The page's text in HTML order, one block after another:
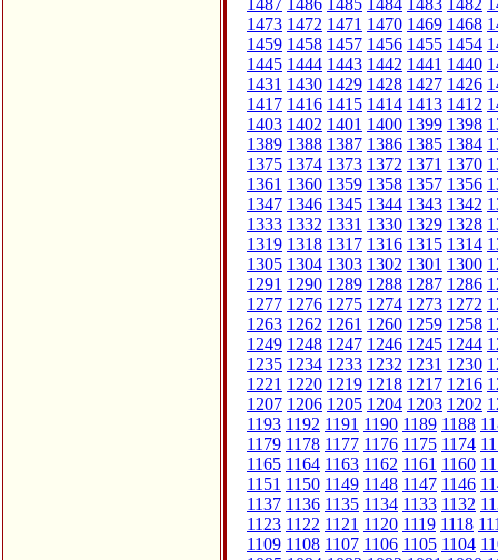
1487 1486 1485 1484 1483 1482
1473 1472 1471 1470 1469 1468
1459 1458 1457 1456 1455 1454
1445 1444 1443 1442 1441 1440
1431 1430 1429 1428 1427 1426
1417 1416 1415 1414 1413 1412
1403 1402 1401 1400 1399 1398
1389 1388 1387 1386 1385 1384
1375 1374 1373 1372 1371 1370
1361 1360 1359 1358 1357 1356
1347 1346 1345 1344 1343 1342
1333 1332 1331 1330 1329 1328
1319 1318 1317 1316 1315 1314
1305 1304 1303 1302 1301 1300
1291 1290 1289 1288 1287 1286
1277 1276 1275 1274 1273 1272
1263 1262 1261 1260 1259 1258
1249 1248 1247 1246 1245 1244
1235 1234 1233 1232 1231 1230
1221 1220 1219 1218 1217 1216
1207 1206 1205 1204 1203 1202
1193 1192 1191 1190 1189 1188
1179 1178 1177 1176 1175 1174
1165 1164 1163 1162 1161 1160
1151 1150 1149 1148 1147 1146
1137 1136 1135 1134 1133 1132
1123 1122 1121 1120 1119 1118
1109 1108 1107 1106 1105 1104